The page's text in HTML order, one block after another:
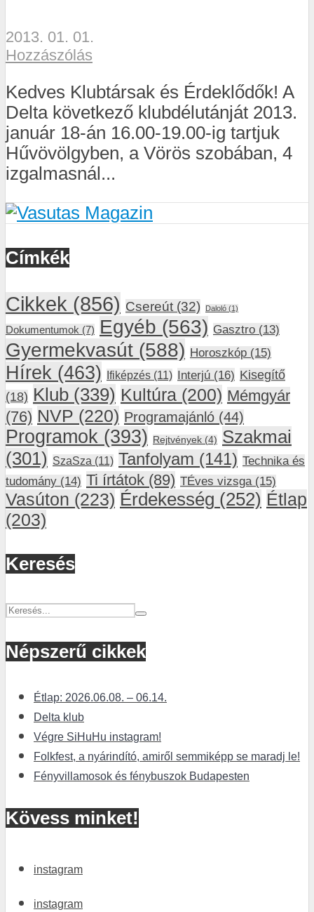
2013. 01. 01.
Hozzászólás
Kedves Klubtársak és Érdeklődők! A
Delta következő klubdélutánját 2013.
január 18-án 16.00-19.00-ig tartjuk
Hűvövölgyben, a Vörös szobában, 4
izgalmasnál...
Címkék
Cikkek (856) Csereút (32) Daloló (1)
Dokumentumok (7) Egyéb (563) Gasztro (13)
Gyermekvasút (588) Horoszkóp (15)
Hírek (463) Ifiképzés (11) Interjú (16) Kisegítő
(18) Klub (339) Kultúra (200) Mémgyár
(76) NVP (220) Programajánló (44)
Programok (393) Rejtvények (4) Szakmai
(301) SzaSza (11) Tanfolyam (141) Technika és
tudomány (14) Ti írtátok (89) TÉves vizsga(15)
Vasúton (223) Érdekesség (252) Étlap
(203)
Keresés
Népszerű cikkek
Étlap: 2026.06.08. – 06.14.
Delta klub
Végre SiHuHu instagram!
Folkfest, a nyárindító, amiről semmiképp se maradj le!
Fényvillamosok és fénybuszok Budapesten
Kövess minket!
instagram
instagram